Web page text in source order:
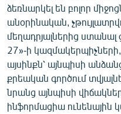
ձեռնարկել են բոլոր
անօրինական,
մեղադրյալներից ստանալ
27»-ի
այսինքն՝ այնպիսի
քրեական գործում
նրանց այնպիսի
ինֆորմացիա ունենային